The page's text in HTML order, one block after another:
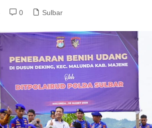
0 Sulbar